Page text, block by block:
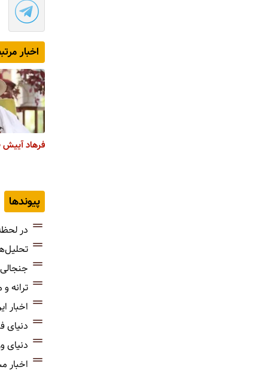
اخبار
فرهاد
پیوندها
در
ترانه
اخبار
دنیای
دنیای
اخبار